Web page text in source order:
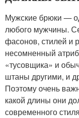
Мужские брюки —
любого мужчины.
фасонов, стилей и
несомненный
«тусовщика» и
штаны другими, и
Поэтому очень
какой длины они
современного